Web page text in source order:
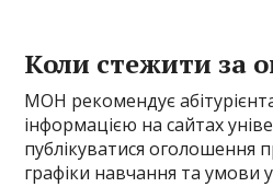
Коли стежити за
МОН рекомендує
інформацією на сайтах
публікуватися оголошення
графіки навчання та умови